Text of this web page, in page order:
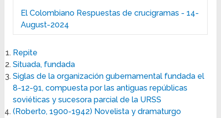
El Colombiano Respuestas de crucigramas - 14-
August-2024
Repite
Situada, fundada
Siglas de la organización gubernamental fundada el
8-12-91, compuesta por las antiguas repúblicas
soviéticas y sucesora parcial de la URSS
(Roberto, 1900-1942) Novelista y dramaturgo